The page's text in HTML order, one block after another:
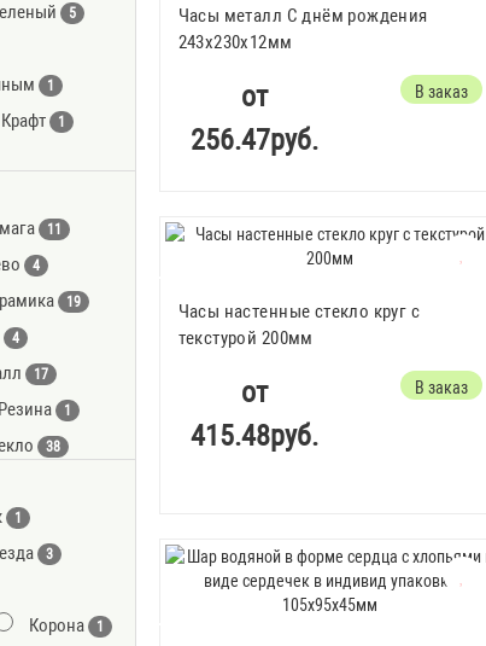
5
1
Крафт 1
полем
Синий
11
4
19
4
17
Резина 1
38
1
3
Корона 1
Часы металл С днём рождения
243х230х12мм
от
256.47руб.
В заказ
Часы настенные стекло круг с
текстурой 200мм
от
415.48руб.
В заказ